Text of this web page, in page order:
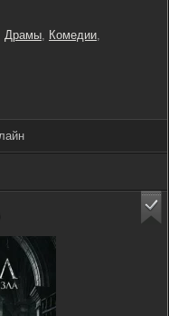
Драмы, Комедии,